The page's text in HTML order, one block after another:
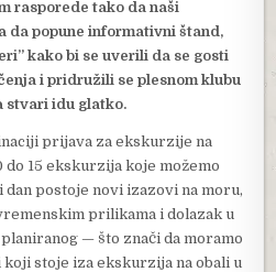
rasporede tako da naši
da popune informativni štand,
kako bi se uverili da se gosti
i pridružili se plesnom klubu
stvari idu glatko.
prijava za ekskurzije na
do 15 ekskurzija koje možemo
postoje novi izazovi na moru,
prilikama i dolazak u
— što znači da moramo
stoje iza ekskurzija na obali u